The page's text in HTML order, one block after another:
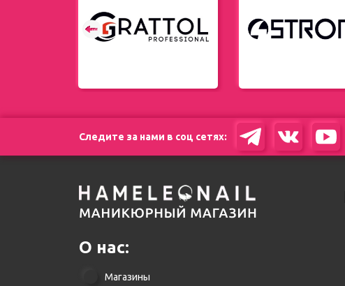
Следите за нами в соц сетях:
О нас:
Магазины